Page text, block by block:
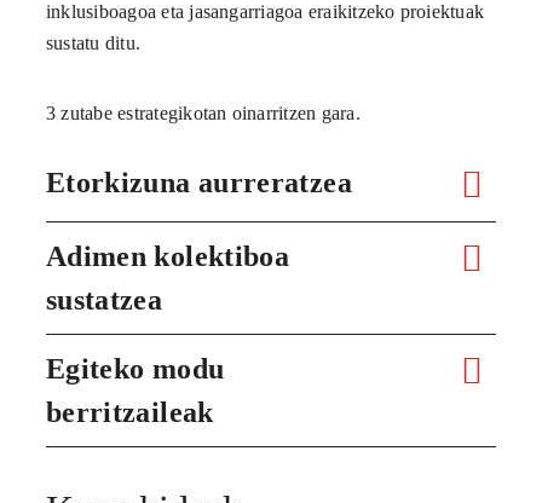
inklusiboagoa eta jasangarriagoa eraikitzeko proiektuak
sustatu ditu.
3 zutabe estrategikotan oinarritzen gara.
Etorkizuna aurreratzea
Adimen kolektiboa
sustatzea
Egiteko modu
berritzaileak